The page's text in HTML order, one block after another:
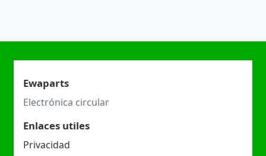
Ewaparts
Electrónica circular
Enlaces utiles
Privacidad